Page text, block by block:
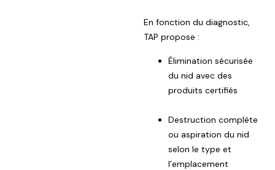
En fonction du diagnostic,
TAP propose :
Élimination sécurisée
du nid avec des
produits certifiés
Destruction complète
ou aspiration du nid
selon le type et
l’emplacement